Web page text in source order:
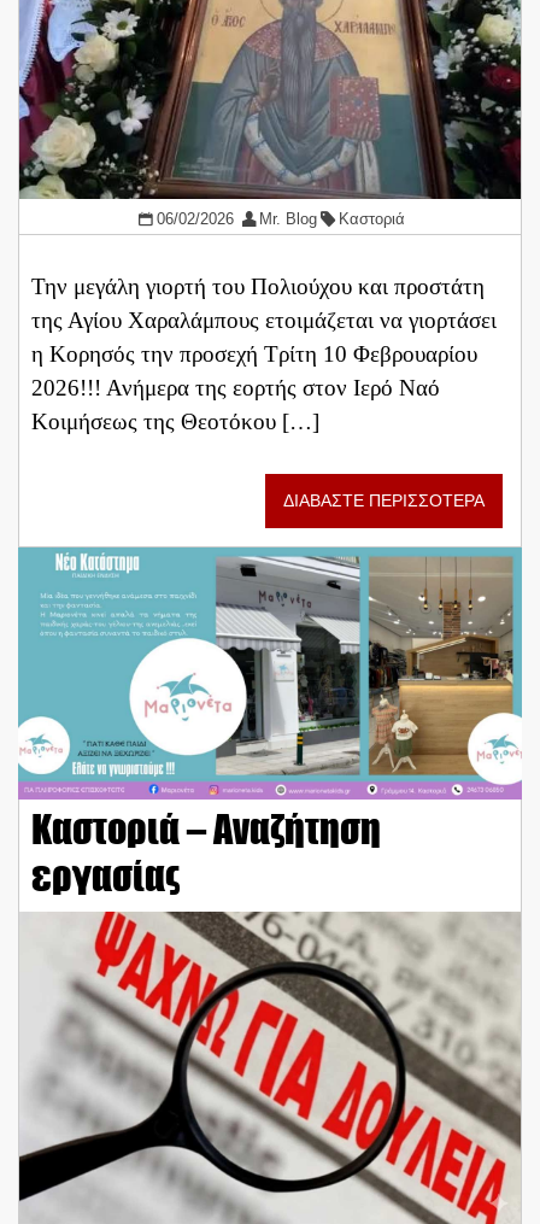
06/02/2026 Mr. Blog Καστοριά
Την μεγάλη γιορτή του Πολιούχου και προστάτη
της Αγίου Χαραλάμπους ετοιμάζεται να γιορτάσει
η Κορησός την προσεχή Τρίτη 10 Φεβρουαρίου
2026!!! Ανήμερα της εορτής στον Ιερό Ναό
Κοιμήσεως της Θεοτόκου […]
ΔΙΑΒΑΣΤΕ ΠΕΡΙΣΣΟΤΕΡΑ
Καστοριά – Αναζήτηση
εργασίας